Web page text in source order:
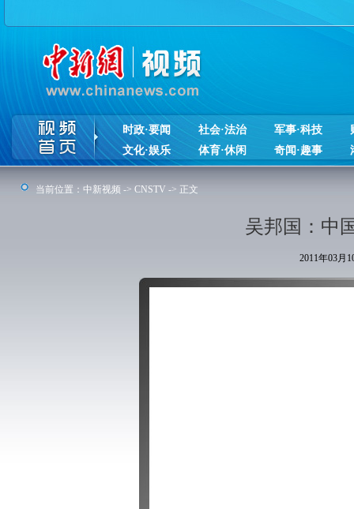
时政·要闻 社会·法治 军事·科技
文化·娱乐
体育·休闲 奇闻·趣事
当前位置： 中新视频 -> CNSTV -> 正文
吴邦国：中
2011年03月